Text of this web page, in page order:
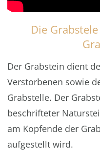
Die
Der Grabstein dient
Verstorbenen sowie
Grabstelle. Der
beschrifteter
am Kopfende der
aufgestellt wird.